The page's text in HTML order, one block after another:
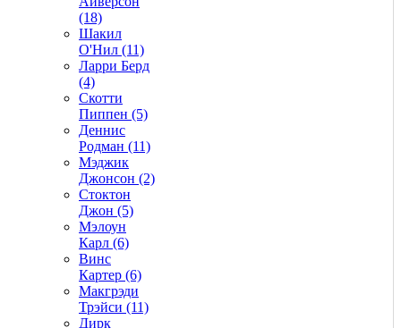
(18)
Шакил
О'Нил (11)
Ларри Берд
(4)
Скотти
Пиппен (5)
Деннис
Родман (11)
Мэджик
Джонсон (2)
Стоктон
Джон (5)
Мэлоун
Карл (6)
Винс
Картер (6)
Макгрэди
Трэйси (11)
Дирк